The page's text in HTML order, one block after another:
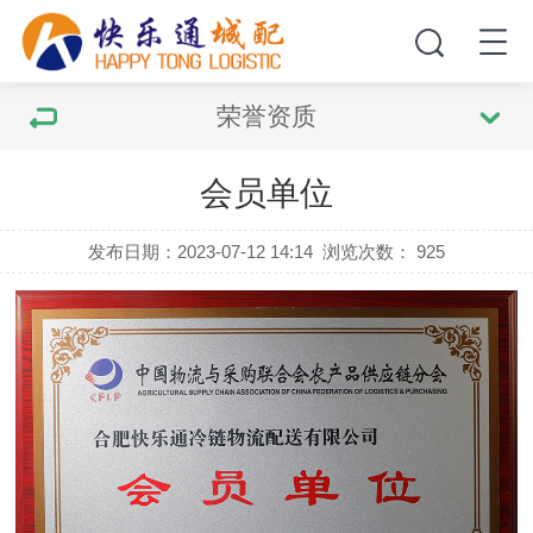
荣誉资质
会员单位
发布日期：2023-07-12 14:14 浏览次数： 925